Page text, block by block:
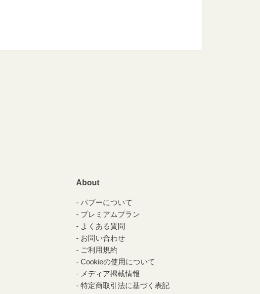
About
パブーについて
プレミアムプラン
よくある質問
お問い合わせ
ご利用規約
Cookieの使用について
メディア掲載情報
特定商取引法に基づく表記